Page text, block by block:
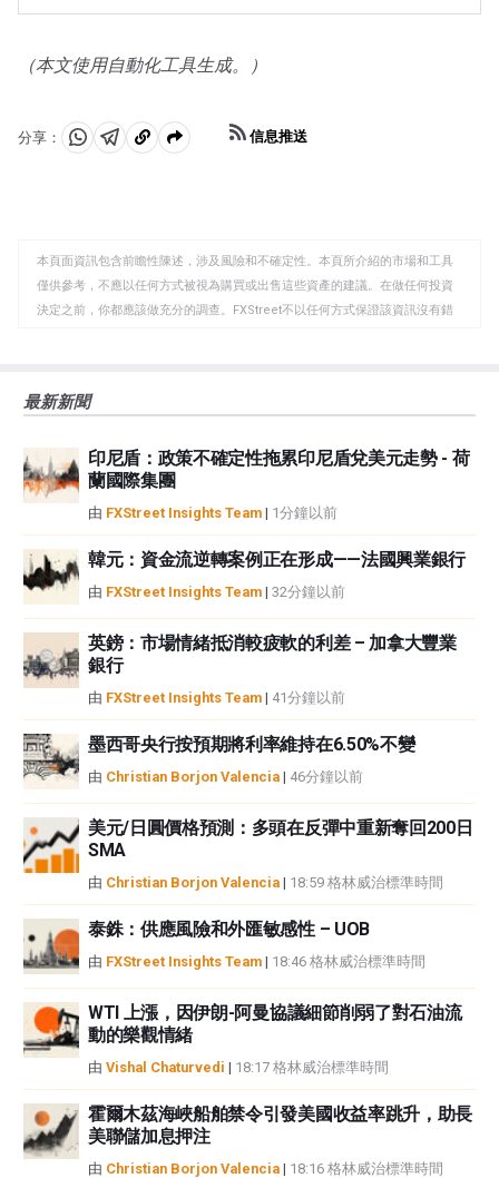
的市場的拋售往往有利於黃金。
或對深度衰退的擔憂可能會迅速推高黃金價格，因其避險
上漲，而較高的資金成本通常會拖累黃金。盡管如此，由
於資產以美元(XAU/USD)定價，大多數走勢取決於美元
可能推高金價。
（本文使用自動化工具生成。）
分享：
分 分 複
板
信息推送
本頁面資訊包含前瞻性陳述，涉及風險和不確定性。本頁所介紹的市場和工具
僅供參考，不應以任何方式被視為購買或出售這些資產的建議。在做任何投資
決定之前，你都應該做充分的調查。FXStreet不以任何方式保證該資訊沒有錯
觀點，並不代表FXStreet或其廣告商的官方政策或立場。作者不對本頁連結的
如果文章正文中沒有明確提到，在撰寫本文時，作者在本文中提到的任何股票
中都沒有頭寸，也沒有與文中提到的任何公司有業務關係。除了FXStreet，作
者沒有收到撰寫這篇文章的報酬。
性不作任何陳述。FXStreet和作者將不承擔任何錯誤，遺漏或任何損失，傷害
或損害由此資訊及其顯示或使用引起的。錯誤和遺漏除外。本文作者和
FXStreet並非註冊投資顧問，本文內容無意提供任何投資建議。
最新新聞
印尼盾：政策不確定性拖累印尼盾兌美元走勢 - 荷
蘭國際集團
由 FXStreet Insights Team | 1分鐘以前
韓元：資金流逆轉案例正在形成——法國興業銀行
由 FXStreet Insights Team | 32分鐘以前
英鎊：市場情緒抵消較疲軟的利差 – 加拿大豐業
銀行
由 FXStreet Insights Team | 41分鐘以前
墨西哥央行按預期將利率維持在6.50%不變
由 Christian Borjon Valencia | 46分鐘以前
美元/日圓價格預測：多頭在反彈中重新奪回200日
SMA
由 Christian Borjon Valencia | 18:59 格林威治標準時間
泰銖：供應風險和外匯敏感性 – UOB
由 FXStreet Insights Team | 18:46 格林威治標準時間
WTI 上漲，因伊朗-阿曼協議細節削弱了對石油流
動的樂觀情緒
由 Vishal Chaturvedi | 18:17 格林威治標準時間
霍爾木茲海峽船舶禁令引發美國收益率跳升，助長
美聯儲加息押注
由 Christian Borjon Valencia | 18:16 格林威治標準時間